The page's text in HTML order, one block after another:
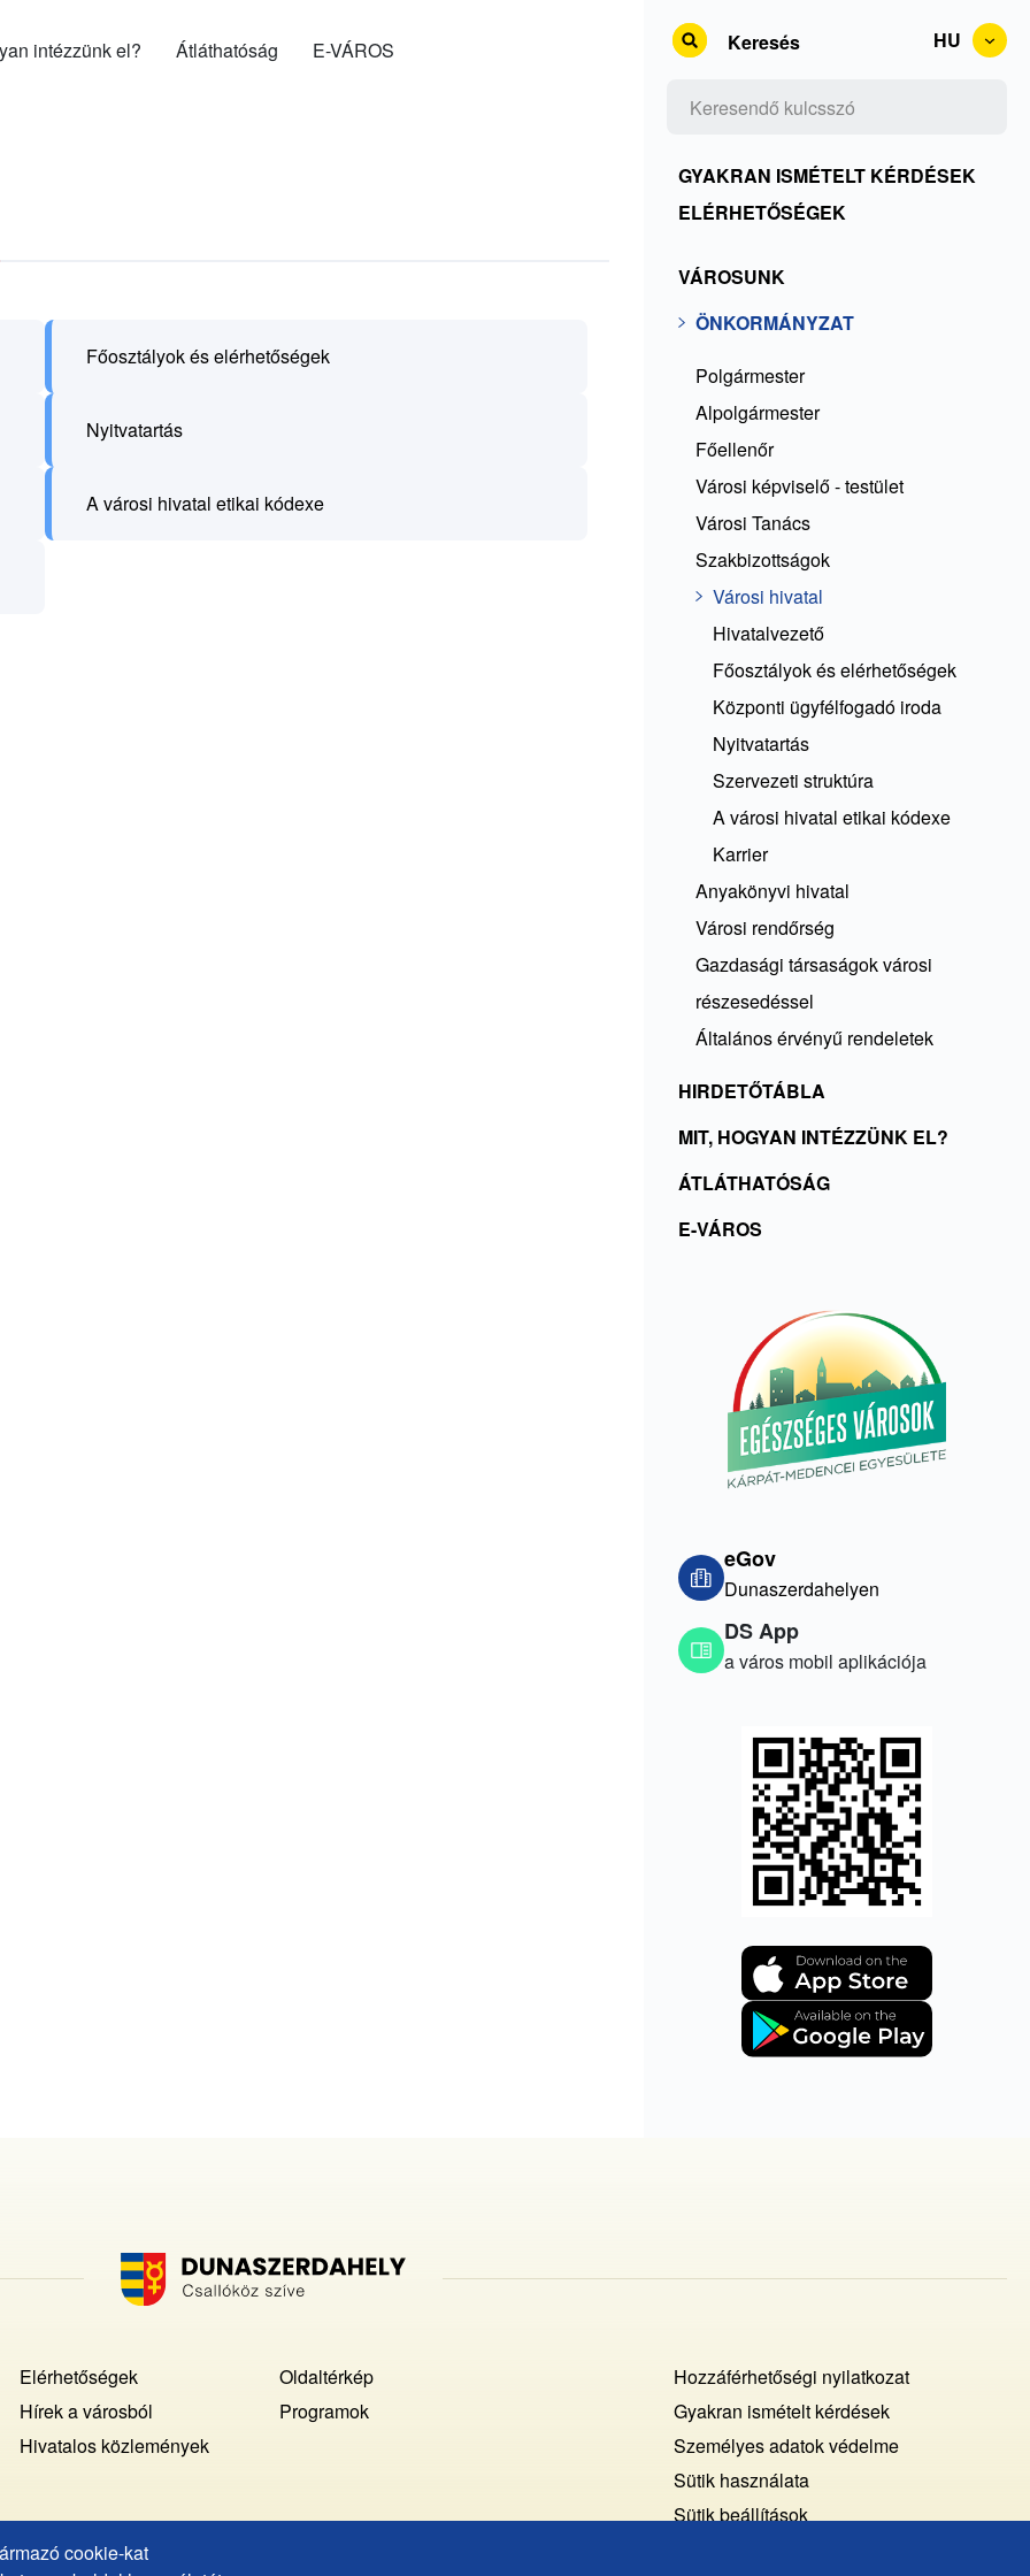
cookie-kat
intézzünk el? Átláthatóság E-VÁROS
Főosztályok és elérhetőségek
Nyitvatartás
A városi hivatal etikai kódexe
HU
Kontakty
+
Rss
+
ČKO
GYAKRAN ISMÉTELT KÉRDÉSEK
ELÉRHETŐSÉGEK
Önkormányzat
VÁROSUNK
ÖNKORMÁNYZAT
Polgármester
Alpolgármester
Főellenőr
Városi képviselő - testület
Városi Tanács
Szakbizottságok
Városi hivatal
Hivatalvezető
Főosztályok és elérhetőségek
Központi ügyfélfogadó iroda
Nyitvatartás
Szervezeti struktúra
A városi hivatal etikai kódexe
Karrier
Anyakönyvi hivatal
Városi rendőrség
Gazdasági társaságok városi
részesedéssel
Általános érvényű rendeletek
HIRDETŐTÁBLA
MIT, HOGYAN INTÉZZÜNK EL?
ÁTLÁTHATÓSÁG
E-VÁROS
eGov
Dunaszerdahelyen
DS App
a város mobil aplikációja
Footer
MENU
Elérhetőségek
Oldaltérkép
Hírek a városból
Programok
Hivatalos közlemények
Copyright © Dunaszerdahely város, 2025
Footer
Cookies
+
ochrana
Hozzáférhetőségi nyilatkozat
Gyakran ismételt kérdések
Személyes adatok védelme
Sütik használata
Sütik beállítások